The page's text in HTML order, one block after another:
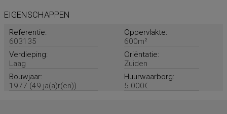
EIGENSCHAPPEN
Referentie:
603135
Oppervlakte:
600m²
Verdieping:
Laag
Oriëntatie:
Zuiden
Bouwjaar:
1977 (49 ja(a)r(en))
Huurwaarborg:
5.000€